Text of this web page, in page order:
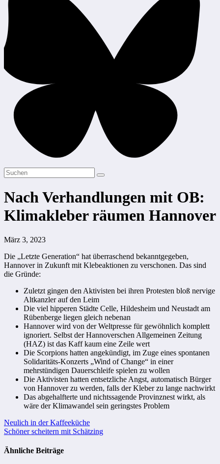
Nach Verhandlungen mit OB:
Klimakleber räumen Hannover
März 3, 2023
Die „Letzte Generation“ hat überraschend bekanntgegeben,
Hannover in Zukunft mit Klebeaktionen zu verschonen. Das sind
die Gründe:
Zuletzt gingen den Aktivisten bei ihren Protesten bloß nervige
Altkanzler auf den Leim
Die viel hipperen Städte Celle, Hildesheim und Neustadt am
Rübenberge liegen gleich nebenan
Hannover wird von der Weltpresse für gewöhnlich komplett
ignoriert. Selbst der Hannoverschen Allgemeinen Zeitung
(HAZ) ist das Kaff kaum eine Zeile wert
Die Scorpions hatten angekündigt, im Zuge eines spontanen
Solidaritäts-Konzerts „Wind of Change“ in einer
mehrstündigen Dauerschleife spielen zu wollen
Die Aktivisten hatten entsetzliche Angst, automatisch Bürger
von Hannover zu werden, falls der Kleber zu lange nachwirkt
Das abgehalfterte und nichtssagende Provinznest wirkt, als
wäre der Klimawandel sein geringstes Problem
Beitragsnavigation
Neulich in der Kaffeeküche
Schöner scheitern mit Schätzing
Ähnliche Beiträge